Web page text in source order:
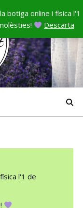
l'1 de
botiga online i física l'1
Descarta